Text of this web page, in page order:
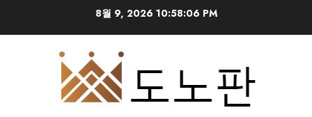
8월 9, 202610:58:07 PM